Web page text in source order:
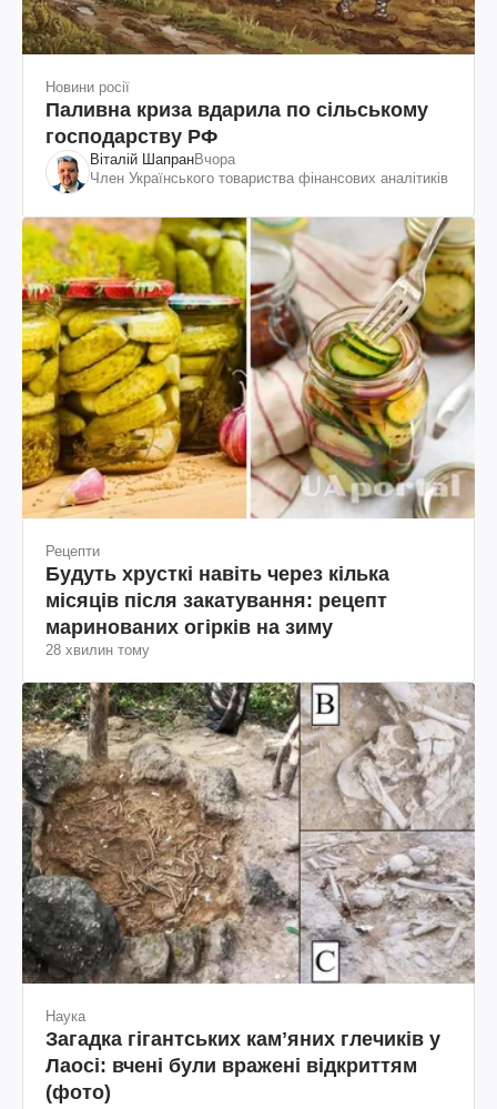
Новини росії
Паливна криза вдарила по сільському
господарству РФ
Віталій ШапранВчора
Член Українського товариства фінансових аналітиків
Рецепти
Будуть хрусткі навіть через кілька
місяців після закатування: рецепт
маринованих огірків на зиму
28 хвилин тому
Наука
Загадка гігантських камʼяних глечиків у
Лаосі: вчені були вражені відкриттям
(фото)